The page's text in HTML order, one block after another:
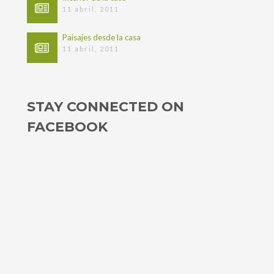
11 abril, 2011
Paisajes desde la casa
11 abril, 2011
STAY CONNECTED ON
FACEBOOK